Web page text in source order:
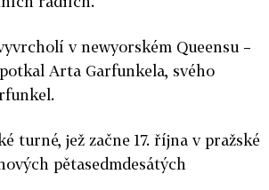
v newyorském Queensu –
Arta Garfunkela, svého
turné, jež začne 17. října v pražské
pětasedmdesátých